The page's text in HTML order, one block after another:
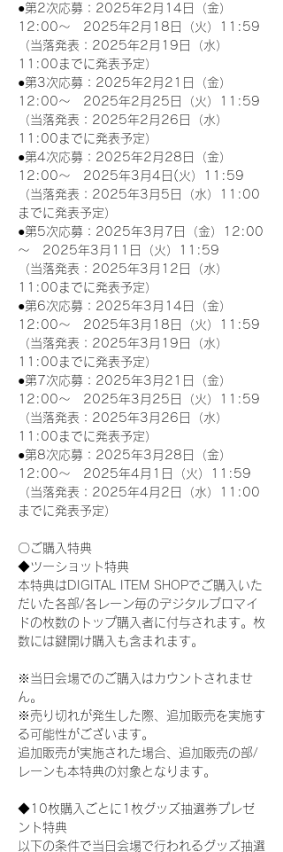
●第2次応募：2025年2月14日（金）
12:00～　2025年2月18日（火）11:59
（当落発表：2025年2月19日（水）
11:00までに発表予定）
●第3次応募：2025年2月21日（金）
12:00～　2025年2月25日（火）11:59
（当落発表：2025年2月26日（水）
11:00までに発表予定）
●第4次応募：2025年2月28日（金）
12:00～　2025年3月4日(火）11:59
（当落発表：2025年3月5日（水）11:00
までに発表予定）
●第5次応募：2025年3月7日（金）12:00
～　2025年3月11日（火）11:59
（当落発表：2025年3月12日（水）
11:00までに発表予定）
●第6次応募：2025年3月14日（金）
12:00～　2025年3月18日（火）11:59
（当落発表：2025年3月19日（水）
11:00までに発表予定）
●第7次応募：2025年3月21日（金）
12:00～　2025年3月25日（火）11:59
（当落発表：2025年3月26日（水）
11:00までに発表予定）
●第8次応募：2025年3月28日（金）
12:00～　2025年4月1日（火）11:59
（当落発表：2025年4月2日（水）11:00
までに発表予定）
〇ご購入特典
◆ツーショット特典
本特典はDIGITAL ITEM SHOPでご購入いた
だいた各部/各レーン毎のデジタルブロマイ
ドの枚数のトップ購入者に付与されます。枚
数には鍵開け購入も含まれます。
※当日会場でのご購入はカウントされませ
ん。
※売り切れが発生した際、追加販売を実施す
る可能性がございます。
追加販売が実施された場合、追加販売の部/
レーンも本特典の対象となります。
◆10枚購入ごとに1枚グッズ抽選券プレゼ
ント特典
以下の条件で当日会場で行われるグッズ抽選